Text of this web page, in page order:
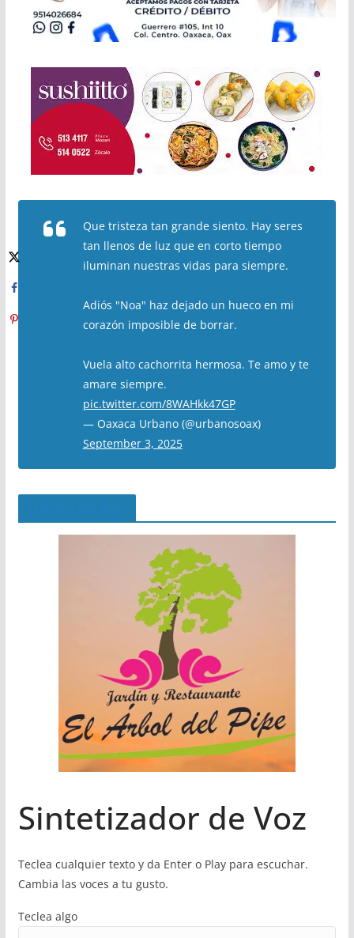
Que tristeza tan grande siento. Hay seres
tan llenos de luz que en corto tiempo
iluminan nuestras vidas para siempre.
Adiós "Noa" haz dejado un hueco en mi
corazón imposible de borrar.
Vuela alto cachorrita hermosa. Te amo y te
amare siempre.
pic.twitter.com/8WAHkk47GP
— Oaxaca Urbano (@urbanosoax)
September 3, 2025
Sintetizador de Voz
Teclea cualquier texto y da Enter o Play para escuchar.
Cambia las voces a tu gusto.
Teclea algo